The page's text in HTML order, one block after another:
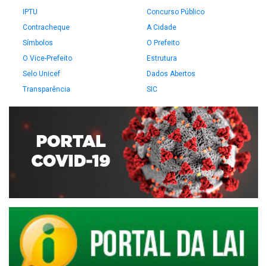
IPTU
Concurso Público
Contracheque
A Cidade
Símbolos
O Prefeito
O Vice-Prefeito
Estrutura
Selo Unicef
Dados Abertos
Transparência
SIC